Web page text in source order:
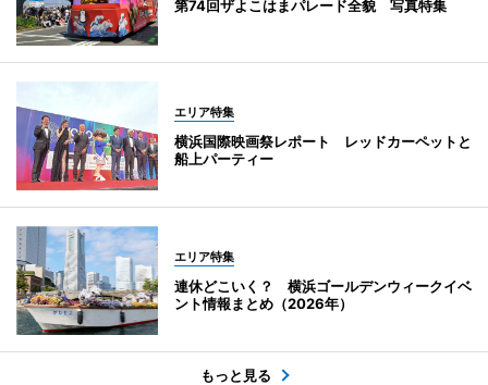
第74回ザよこはまパレード全貌 写真特集
エリア特集
横浜国際映画祭レポート レッドカーペットと
船上パーティー
エリア特集
連休どこいく？ 横浜ゴールデンウィークイベ
ント情報まとめ（2026年）
もっと見る